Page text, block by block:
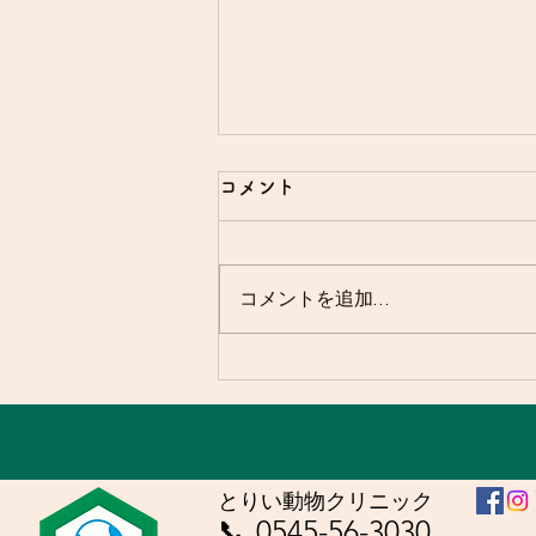
コメント
コメントを追加…
とりい動物クリニック